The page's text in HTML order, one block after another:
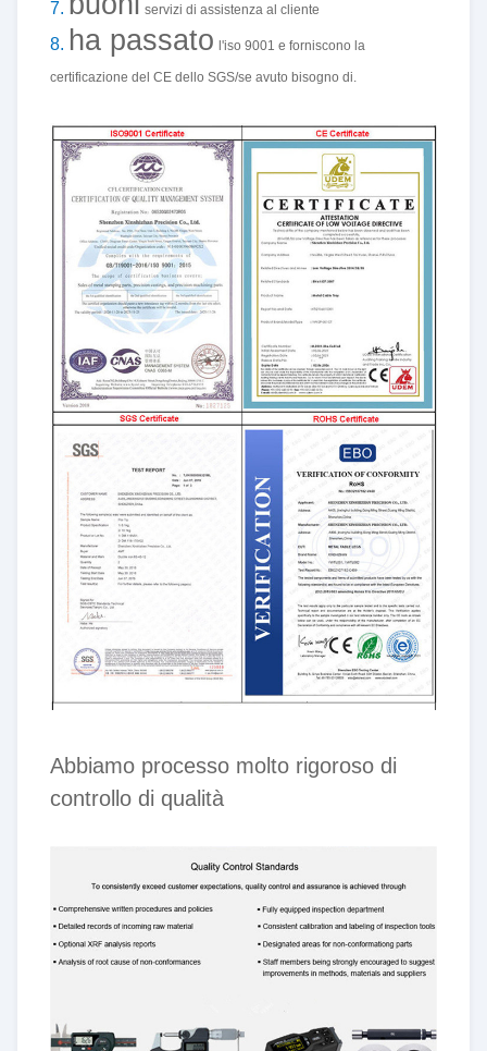
7. servizi di assistenza al cliente
8. ha passato l'iso 9001 e forniscono la
certificazione del CE dello SGS/se avuto bisogno di.
Abbiamo processo molto rigoroso di
controllo di qualità